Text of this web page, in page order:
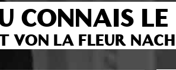
CONNAIS
VON LA FLEUR